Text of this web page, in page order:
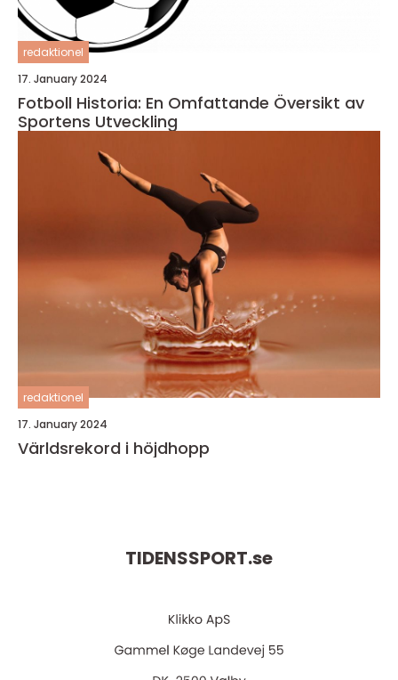
redaktionel
17. January 2024
Fotboll Historia: En Omfattande Översikt av
Sportens Utveckling
redaktionel
17. January 2024
Världsrekord i höjdhopp
TIDENSSPORT.se